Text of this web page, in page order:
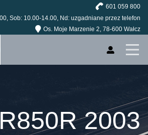
601 059 800
Sob: 10.00-14.00, Nd: uzgadniane przez telefon
Os. Moje Marzenie 2, 78-600 Wałcz
Profile
2003